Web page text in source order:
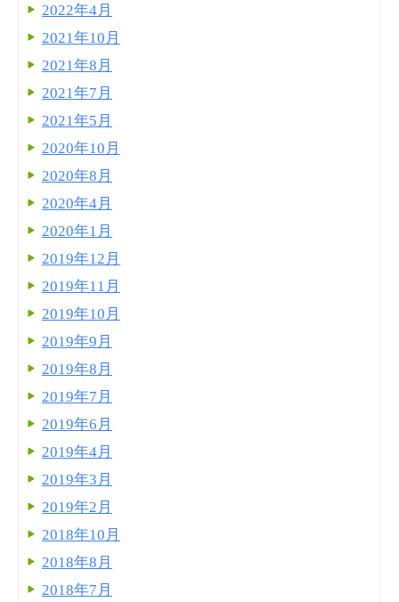
2022年4月
2021年10月
2021年8月
2021年7月
2021年5月
2020年10月
2020年8月
2020年4月
2020年1月
2019年12月
2019年11月
2019年10月
2019年9月
2019年8月
2019年7月
2019年6月
2019年4月
2019年3月
2019年2月
2018年10月
2018年8月
2018年7月